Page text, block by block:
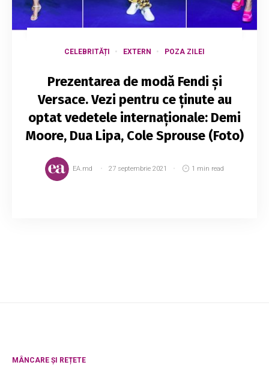
CELEBRITĂȚI EXTERN POZA ZILEI
Prezentarea de modă Fendi și
Versace. Vezi pentru ce ținute au
optat vedetele internaționale: Demi
Moore, Dua Lipa, Cole Sprouse (Foto)
EA.md 27 septembrie 2021 1 min read
MÂNCARE ȘI REȚETE